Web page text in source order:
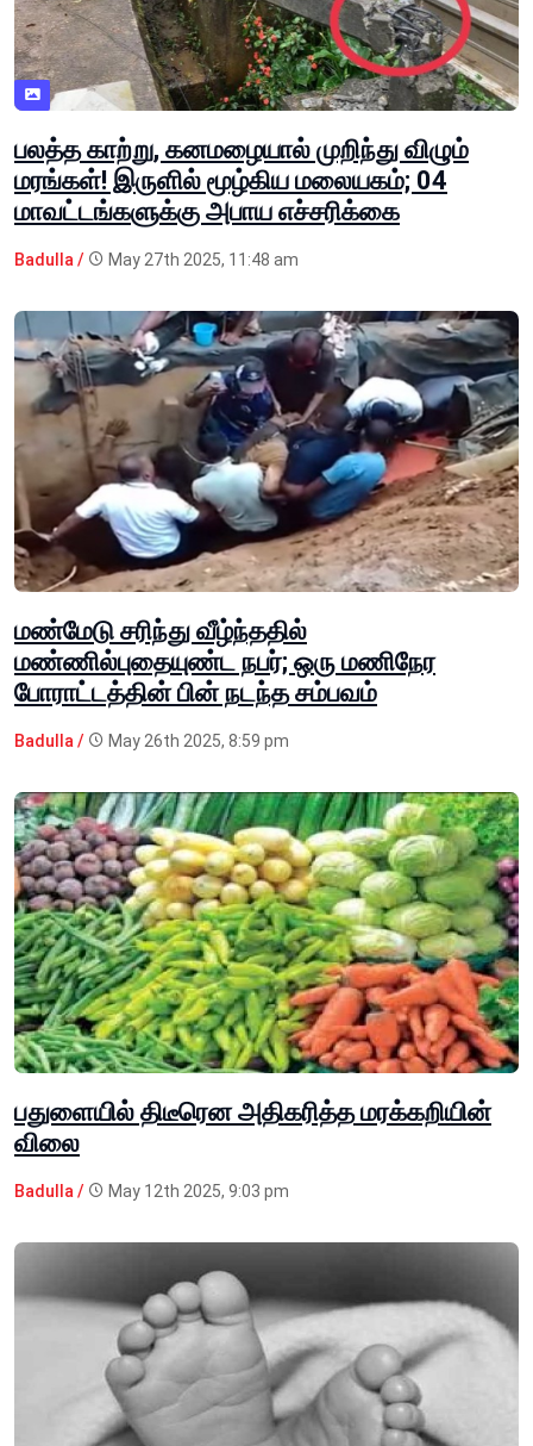
பலத்த காற்று, கனமழையால் முறிந்து விழும்
மரங்கள்! இருளில் மூழ்கிய மலையகம்; 04
மாவட்டங்களுக்கு அபாய எச்சரிக்கை
Badulla / May 27th 2025, 11:48 am
மண்மேடு சரிந்து வீழ்ந்ததில்
மண்ணில்புதையுண்ட நபர்; ஒரு மணிநேர
போராட்டத்தின் பின் நடந்த சம்பவம்
Badulla / May 26th 2025, 8:59 pm
பதுளையில் திடீரென அதிகரித்த மரக்கறியின்
விலை
Badulla / May 12th 2025, 9:03 pm